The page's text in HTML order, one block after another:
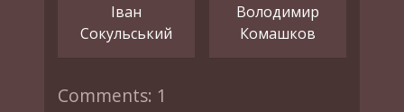
Іван
Сокульський
Володимир
Комашков
Comments: 1